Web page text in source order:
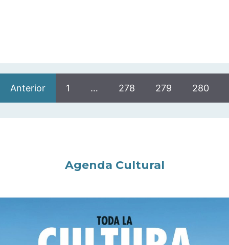
Anterior 1 … 278 279 280
Agenda Cultural